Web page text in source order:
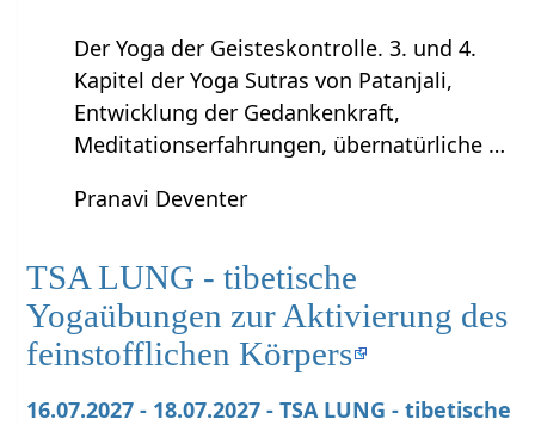
Der Yoga der Geisteskontrolle. 3. und 4.
Kapitel der Yoga Sutras von Patanjali,
Entwicklung der Gedankenkraft,
Meditationserfahrungen, übernatürliche …
Pranavi Deventer
TSA LUNG - tibetische
Yogaübungen zur Aktivierung des
feinstofflichen Körpers
16.07.2027 - 18.07.2027 - TSA LUNG - tibetische